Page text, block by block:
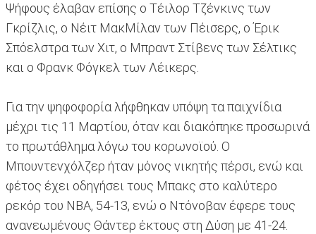
Ψήφους έλαβαν επίσης ο Τέιλορ Τζένκινς των
Γκρίζλις, ο Νέιτ ΜακΜίλαν των Πέισερς, ο Έρικ
Σπόελστρα των Χιτ, ο Μπραντ Στίβενς των Σέλτικς
και ο Φρανκ Φόγκελ των Λέικερς.
Για την ψηφοφορία λήφθηκαν υπόψη τα παιχνίδια
μέχρι τις 11 Μαρτίου, όταν και διακόπηκε προσωρινά
το πρωτάθλημα λόγω του κορωνοϊού. Ο
Μπουντενχόλζερ ήταν μόνος νικητής πέρσι, ενώ και
φέτος έχει οδηγήσει τους Μπακς στο καλύτερο
ρεκόρ του ΝΒΑ, 54-13, ενώ ο Ντόνοβαν έφερε τους
ανανεωμένους Θάντερ έκτους στη Δύση με 41-24.